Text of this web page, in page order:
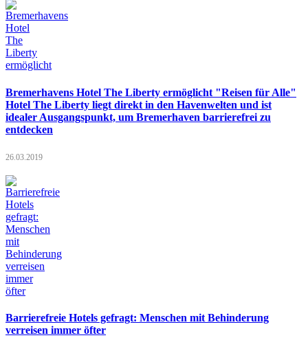
Bremerhavens Hotel The Liberty ermöglicht "Reisen für Alle"
Hotel The Liberty liegt direkt in den Havenwelten und ist
idealer Ausgangspunkt, um Bremerhaven barrierefrei zu
entdecken
26.03.2019
Barrierefreie Hotels gefragt: Menschen mit Behinderung
verreisen immer öfter